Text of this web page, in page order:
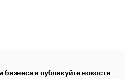
бизнеса и публикуйте новости